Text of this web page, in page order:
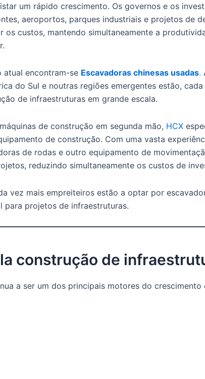
um rápido crescimento. Os governos e os
aeroportos, parques industriais e projetos de
custos, mantendo simultaneamente a
atual encontram-se Escavadoras chinesas usadas.
do Sul e noutras regiões emergentes estão,
de infraestruturas em grande escala.
de construção em segunda mão, HCX
de construção. Com uma vasta
de rodas e outro equipamento de
reduzindo simultaneamente os custos de
vez mais empreiteiros estão a optar por
para projetos de infraestruturas.
construção de
a ser um dos principais motores do crescimento